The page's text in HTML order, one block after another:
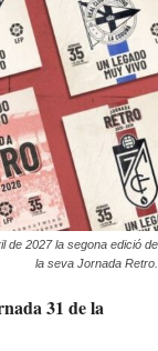
de 2027 la segona edició de
la seva Jornada Retro.
31 de la